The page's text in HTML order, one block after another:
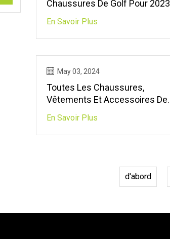
Chaussures De Golf Pour 2023
En Savoir Plus
May 03, 2024
Toutes Les Chaussures,
Vêtements Et Accessoires De
Vous Devez Connaître
En Savoir Plus
d'abord